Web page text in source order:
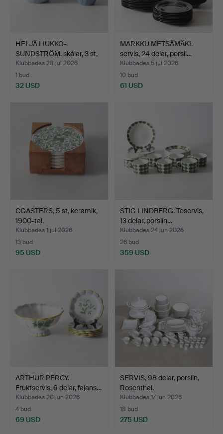
HELJÄ LIUKKO-
SUNDSTRÖM. skålar, 3 st,
kera…
Klubbades 28 jul 2026
1 bud
32 USD
MARKKU METSÄMÄKI.
servis, 24 delar, porsli…
Klubbades 5 jul 2026
10 bud
61 USD
COASTERS, 5 st, keramik,
1900-tal.
Klubbades 1 jul 2026
13 bud
95 USD
STIG LINDBERG. Teservis,
13 delar, porslin…
Klubbades 24 jun 2026
26 bud
359 USD
ARTHUR PERCY.
Fruktservis, 6 delar, fajans…
Klubbades 20 jun 2026
4 bud
69 USD
SERVIS, 98 delar, porslin,
Rosenthal.
Klubbades 17 jun 2026
18 bud
275 USD